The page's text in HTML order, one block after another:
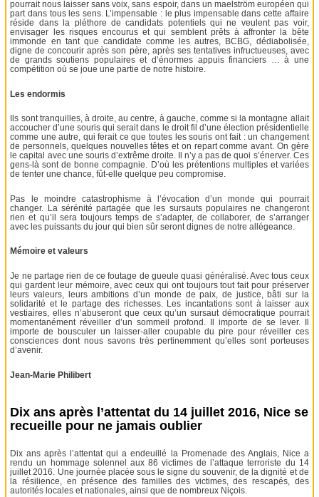
pourrait nous laisser sans voix, sans espoir, dans un maelström européen qui
part dans tous les sens. L’impensable : le plus impensable dans cette affaire
réside dans la pléthore de candidats potentiels qui ne veulent pas voir,
envisager les risques encourus et qui semblent prêts à affronter la bête
immonde en tant que candidate comme les autres, BCBG, dédiabolisée,
digne de concourir après son père, après ses tentatives infructueuses, avec
de grands soutiens populaires et d’énormes appuis financiers … à une
compétition où se joue une partie de notre histoire.
Les endormis
Ils sont tranquilles, à droite, au centre, à gauche, comme si la montagne allait
accoucher d’une souris qui serait dans le droit fil d’une élection présidentielle
comme une autre, qui ferait ce que toutes les souris ont fait : un changement
de personnels, quelques nouvelles têtes et on repart comme avant. On gère
le capital avec une souris d’extrême droite. Il n’y a pas de quoi s’énerver. Ces
gens-là sont de bonne compagnie. D’où les prétentions multiples et variées
de tenter une chance, fût-elle quelque peu compromise.
Pas le moindre catastrophisme à l’évocation d’un monde qui pourrait
changer. La sérénité partagée que les sursauts populaires ne changeront
rien et qu’il sera toujours temps de s’adapter, de collaborer, de s’arranger
avec les puissants du jour qui bien sûr seront dignes de notre allégeance.
Mémoire et valeurs
Je ne partage rien de ce foutage de gueule quasi généralisé. Avec tous ceux
qui gardent leur mémoire, avec ceux qui ont toujours tout fait pour préserver
leurs valeurs, leurs ambitions d’un monde de paix, de justice, bâti sur la
solidarité et le partage des richesses. Les incantations sont à laisser aux
vestiaires, elles n’abuseront que ceux qu’un sursaut démocratique pourrait
momentanément réveiller d’un sommeil profond. Il importe de se lever. Il
importe de bousculer un laisser-aller coupable du pire pour réveiller ces
consciences dont nous savons très pertinemment qu’elles sont porteuses
d’avenir.
Jean-Marie Philibert
Dix ans après l’attentat du 14 juillet 2016, Nice se
recueille pour ne jamais oublier
Dix ans après l’attentat qui a endeuillé la Promenade des Anglais, Nice a
rendu un hommage solennel aux 86 victimes de l’attaque terroriste du 14
juillet 2016. Une journée placée sous le signe du souvenir, de la dignité et de
la résilience, en présence des familles des victimes, des rescapés, des
autorités locales et nationales, ainsi que de nombreux Niçois.